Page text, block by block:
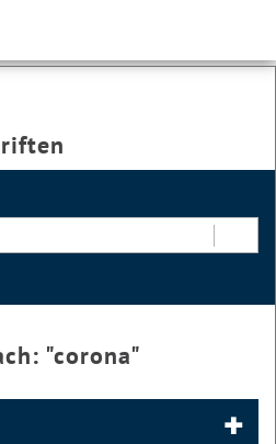
"corona"